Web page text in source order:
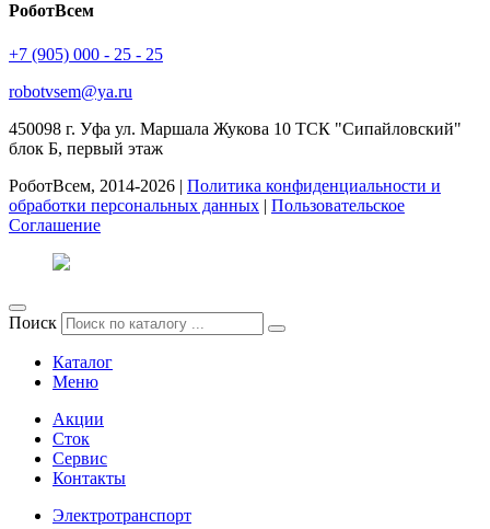
РоботВсем
+7 (905) 000 - 25 - 25
robotvsem@ya.ru
450098 г. Уфа ул. Маршала Жукова 10 ТСК "Сипайловский"
блок Б, первый этаж
РоботВсем, 2014-2026 | Политика конфиденциальности и
обработки персональных данных | Пользовательское
Соглашение
Поиск
Каталог
Меню
Акции
Сток
Сервис
Контакты
Электротранспорт